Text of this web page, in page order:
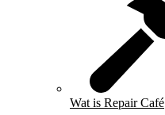
Wat is Repair Café